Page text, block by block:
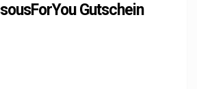
Gutschein